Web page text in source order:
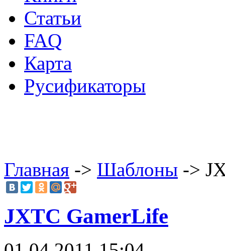
Статьи
FAQ
Карта
Русификаторы
Главная -> Шаблоны ->
JXTC GamerLife